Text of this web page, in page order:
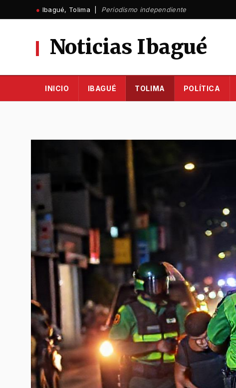
al
● Ibagué, Tolima | Periodismo independiente
Noticias Ibagué
INICIO IBAGUÉ TOLIMA POLÍTICA